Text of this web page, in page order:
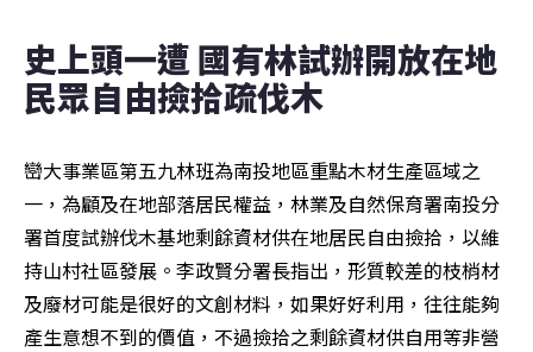
史上頭一遭 國有林試辦開放在地
民眾自由撿拾疏伐木
巒大事業區第五九林班為南投地區重點木材生產區域之
一，為顧及在地部落居民權益，林業及自然保育署南投分
署首度試辦伐木基地剩餘資材供在地居民自由撿拾，以維
持山村社區發展。李政賢分署長指出，形質較差的枝梢材
及廢材可能是很好的文創材料，如果好好利用，往往能夠
產生意想不到的價值，不過撿拾之剩餘資材供自用等非營